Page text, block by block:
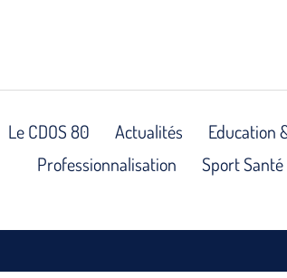
Le CDOS 80 Actualités Education
Professionnalisation
Sport Santé